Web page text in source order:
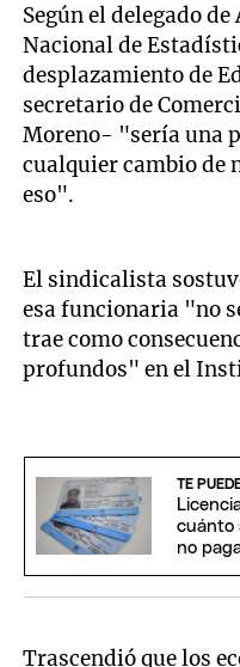
Según el delegado
Nacional de
desplazamiento de
secretario de
Moreno- "sería una
cualquier cambio de
eso".
El sindicalista
esa funcionaria "no
trae como
profundos" en el
TE
cuánto
no
Trascendió que los